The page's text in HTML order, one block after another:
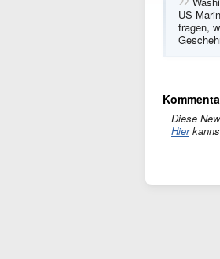
US-
fragen,
Diese
Hier